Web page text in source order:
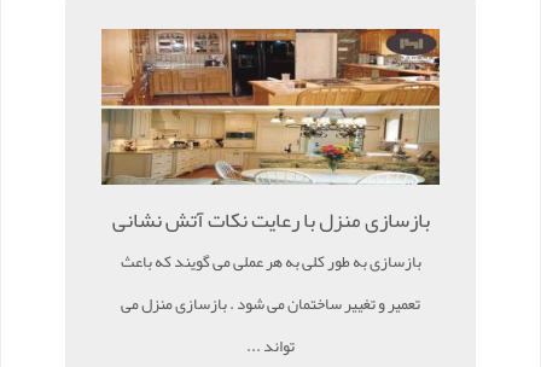
بازسازی منزل با رعایت نکات آتش نشانی
بازسازی به طور کلی به هر عملی می گویند که باعث
تعمیر و تغییر ساختمان می شود . بازسازی منزل می
تواند ...